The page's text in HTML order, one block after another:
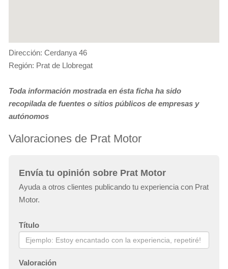
Dirección: Cerdanya 46
Región: Prat de Llobregat
Toda información mostrada en ésta ficha ha sido
recopilada de fuentes o sitios públicos de empresas y
autónomos
Valoraciones de Prat Motor
Envía tu opinión sobre Prat Motor
Ayuda a otros clientes publicando tu experiencia con Prat
Motor.
Título
Valoración